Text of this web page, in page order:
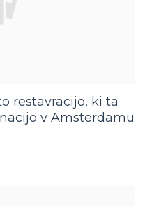
restavracijo, ki ta
v Amsterdamu